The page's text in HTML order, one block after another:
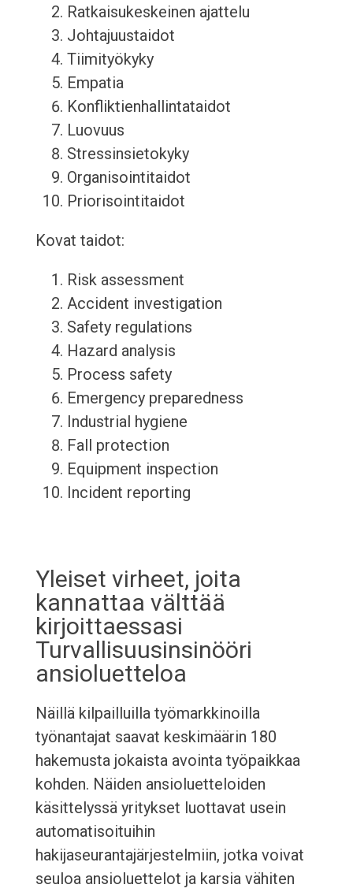
Ratkaisukeskeinen ajattelu
Johtajuustaidot
Tiimityökyky
Empatia
Konfliktienhallintataidot
Luovuus
Stressinsietokyky
Organisointitaidot
Priorisointitaidot
Kovat taidot:
Risk assessment
Accident investigation
Safety regulations
Hazard analysis
Process safety
Emergency preparedness
Industrial hygiene
Fall protection
Equipment inspection
Incident reporting
Yleiset virheet, joita
kannattaa välttää
kirjoittaessasi
Turvallisuusinsinööri
ansioluetteloa
Näillä kilpailluilla työmarkkinoilla
työnantajat saavat keskimäärin 180
hakemusta jokaista avointa työpaikkaa
kohden. Näiden ansioluetteloiden
käsittelyssä yritykset luottavat usein
automatisoituihin
hakijaseurantajärjestelmiin, jotka voivat
seuloa ansioluettelot ja karsia vähiten